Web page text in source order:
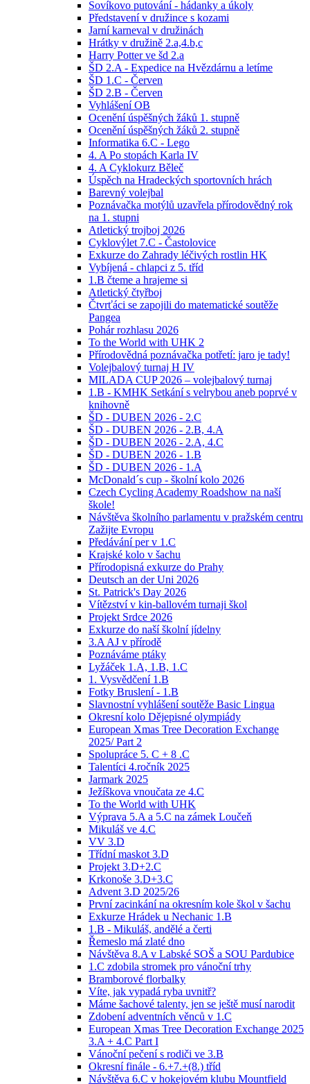
Sovíkovo putování - hádanky a úkoly
Představení v družince s kozami
Jarní karneval v družinách
Hrátky v družině 2.a,4.b,c
Harry Potter ve šd 2.a
ŠD 2.A - Expedice na Hvězdárnu a letíme
ŠD 1.C - Červen
ŠD 2.B - Červen
Vyhlášení OB
Ocenění úspěšných žáků 1. stupně
Ocenění úspěšných žáků 2. stupně
Informatika 6.C - Lego
4. A Po stopách Karla IV
4. A Cyklokurz Běleč
Úspěch na Hradeckých sportovních hrách
Barevný volejbal
Poznávačka motýlů uzavřela přírodovědný rok
na 1. stupni
Atletický trojboj 2026
Cyklovýlet 7.C - Častolovice
Exkurze do Zahrady léčivých rostlin HK
Vybíjená - chlapci z 5. tříd
1.B čteme a hrajeme si
Atletický čtyřboj
Čtvrťáci se zapojili do matematické soutěže
Pangea
Pohár rozhlasu 2026
To the World with UHK 2
Přírodovědná poznávačka potřetí: jaro je tady!
Volejbalový turnaj H IV
MILADA CUP 2026 – volejbalový turnaj
1.B - KMHK Setkání s velrybou aneb poprvé v
knihovně
ŠD - DUBEN 2026 - 2.C
ŠD - DUBEN 2026 - 2.B, 4.A
ŠD - DUBEN 2026 - 2.A, 4.C
ŠD - DUBEN 2026 - 1.B
ŠD - DUBEN 2026 - 1.A
McDonald´s cup - školní kolo 2026
Czech Cycling Academy Roadshow na naší
škole!
Návštěva školního parlamentu v pražském centru
Zažijte Evropu
Předávání per v 1.C
Krajské kolo v šachu
Přírodopisná exkurze do Prahy
Deutsch an der Uni 2026
St. Patrick's Day 2026
Vítězství v kin-ballovém turnaji škol
Projekt Srdce 2026
Exkurze do naší školní jídelny
3.A AJ v přírodě
Poznáváme ptáky
Lyžáček 1.A, 1.B, 1.C
1. Vysvědčení 1.B
Fotky Bruslení - 1.B
Slavnostní vyhlášení soutěže Basic Lingua
Okresní kolo Dějepisné olympiády
European Xmas Tree Decoration Exchange
2025/ Part 2
Spolupráce 5. C + 8 .C
Talentíci 4.ročník 2025
Jarmark 2025
Ježíškova vnoučata ze 4.C
To the World with UHK
Výprava 5.A a 5.C na zámek Loučeň
Mikuláš ve 4.C
VV 3.D
Třídní maskot 3.D
Projekt 3.D+2.C
Krkonoše 3.D+3.C
Advent 3.D 2025/26
První zacinkání na okresním kole škol v šachu
Exkurze Hrádek u Nechanic 1.B
1.B - Mikuláš, andělé a čerti
Řemeslo má zlaté dno
Návštěva 8.A v Labské SOŠ a SOU Pardubice
1.C zdobila stromek pro vánoční trhy
Bramborové florbalky
Víte, jak vypadá ryba uvnitř?
Máme šachové talenty, jen se ještě musí narodit
Zdobení adventních věnců v 1.C
European Xmas Tree Decoration Exchange 2025
3.A + 4.C Part I
Vánoční pečení s rodiči ve 3.B
Okresní finále - 6.+7.+(8.) tříd
Návštěva 6.C v hokejovém klubu Mountfield